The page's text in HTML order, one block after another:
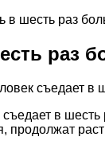
в шесть раз
раз
съедает в
в
продолжат